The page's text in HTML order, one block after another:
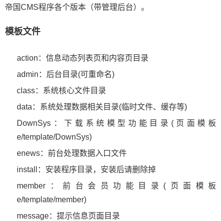
帝国CMS程序各个版本（带管理后台）。
模板文件
action：信息动态列表页和内容页目录
admin：后台目录(可重命名)
class：系统核心文件目录
data：系统处理数据相关目录(临时文件、缓存等)
DownSys：下载系统模型功能目录(页面模板
e/template/DownSys)
enews：前台处理数据入口文件
install：安装程序目录，安装后请删除掉
member：前台会员功能目录(页面模板
e/template/member)
message：提示信息页面目录